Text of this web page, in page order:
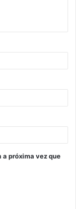
a próxima vez que